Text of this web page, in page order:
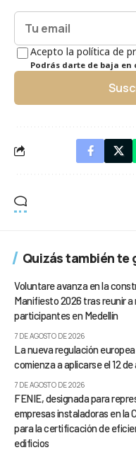
Acepto la política de
Podrás darte de baja
Quizás también te
Voluntare avanza en la
Manifiesto 2026 tras reunir a
participantes en Medellín
7 DE AGOSTO DE 2026
La nueva regulación
comienza a aplicarse el 12
7 DE AGOSTO DE 2026
FENIE, designada para
empresas instaladoras en la
para la certificación de
edificios